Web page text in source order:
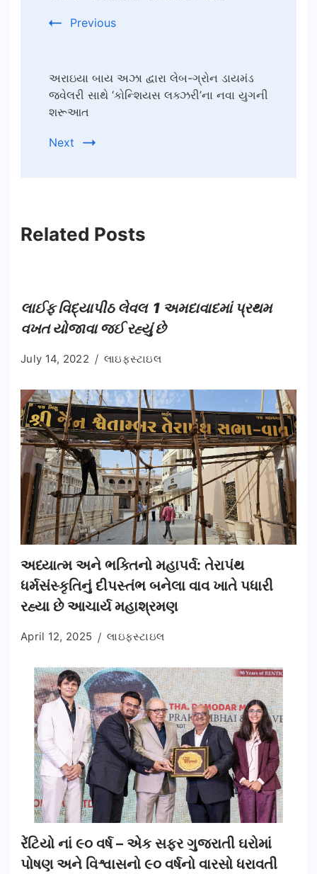
Previous
અરાઇયા બાય અઝા દ્વારા લેબ-ગ્રોન ડાયમંડ
જ્વેલરી સાથે ‘કોન્શિયસ લક્ઝરી’ના નવા યુગની
શરૂઆત
Next
Related Posts
લાઈફ વિદ્યાપીઠ લેવલ1 અમદાવાદમાં પ્રથમ
વખત યોજાવા જઈ રહ્યું છે
July 14, 2022 લાઇફસ્ટાઇલ
અધ્યાત્મ અને ભક્તિનો મહાપર્વ: તેરાપંથ
ધર્મસંસ્કૃતિનું દીપસ્તંભ બનેલા વાવ ખાતે પધારી
રહ્યા છે આચાર્ય મહાશ્રમણ
April 12, 2025 લાઇફસ્ટાઇલ
રેંટિયો નાં ૯૦ વર્ષ – એક સફર ગુજરાતી ઘરોમાં
પોષણ અને વિશ્વાસનો ૯૦ વર્ષનો વારસો ધરાવતી